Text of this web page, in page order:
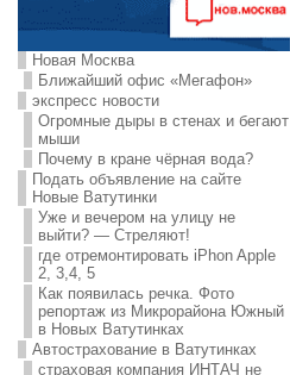
Новая Москва
Ближайший офис «Мегафон»
экспресс новости
Огромные дыры в стенах и бегают
мыши
Почему в кране чёрная вода?
Подать объявление на сайте
Новые Ватутинки
Уже и вечером на улицу не
выйти? — Стреляют!
где отремонтировать iPhon Apple
2, 3,4, 5
Как появилась речка. Фото
репортаж из Микрорайона Южный
в Новых Ватутинках
Автострахование в Ватутинках
страховая компания ИНТАЧ не